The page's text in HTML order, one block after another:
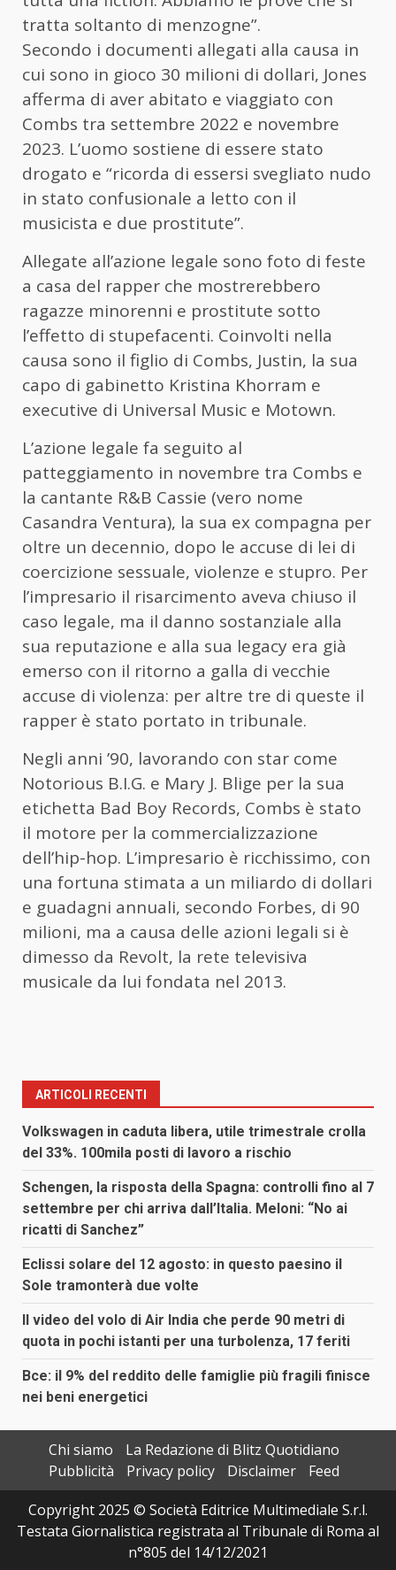
tratta soltanto di menzogne”.
Secondo i documenti allegati alla causa in
cui sono in gioco 30 milioni di dollari, Jones
afferma di aver abitato e viaggiato con
Combs tra settembre 2022 e novembre
2023. L’uomo sostiene di essere stato
drogato e “ricorda di essersi svegliato nudo
in stato confusionale a letto con il
musicista e due prostitute”.
Allegate all’azione legale sono foto di feste
a casa del rapper che mostrerebbero
ragazze minorenni e prostitute sotto
l’effetto di stupefacenti. Coinvolti nella
causa sono il figlio di Combs, Justin, la sua
capo di gabinetto Kristina Khorram e
executive di Universal Music e Motown.
L’azione legale fa seguito al
patteggiamento in novembre tra Combs e
la cantante R&B Cassie (vero nome
Casandra Ventura), la sua ex compagna per
oltre un decennio, dopo le accuse di lei di
coercizione sessuale, violenze e stupro. Per
l’impresario il risarcimento aveva chiuso il
caso legale, ma il danno sostanziale alla
sua reputazione e alla sua legacy era già
emerso con il ritorno a galla di vecchie
accuse di violenza: per altre tre di queste il
rapper è stato portato in tribunale.
Negli anni ’90, lavorando con star come
Notorious B.I.G. e Mary J. Blige per la sua
etichetta Bad Boy Records, Combs è stato
il motore per la commercializzazione
dell’hip-hop. L’impresario è ricchissimo, con
una fortuna stimata a un miliardo di dollari
e guadagni annuali, secondo Forbes, di 90
milioni, ma a causa delle azioni legali si è
dimesso da Revolt, la rete televisiva
musicale da lui fondata nel 2013.
ARTICOLI RECENTI
Volkswagen in caduta libera, utile trimestrale crolla
del 33%. 100mila posti di lavoro a rischio
Schengen, la risposta della Spagna: controlli fino al 7
settembre per chi arriva dall’Italia. Meloni: “No ai
ricatti di Sanchez”
Eclissi solare del 12 agosto: in questo paesino il
Sole tramonterà due volte
Il video del volo di Air India che perde 90 metri di
quota in pochi istanti per una turbolenza, 17 feriti
Bce: il 9% del reddito delle famiglie più fragili finisce
nei beni energetici
Chi siamo
La Redazione di Blitz Quotidiano
Pubblicità
Privacy policy Disclaimer
Feed
Copyright 2025 © Società Editrice Multimediale S.r.l.
Testata Giornalistica registrata al Tribunale di Roma al
n°805 del 14/12/2021